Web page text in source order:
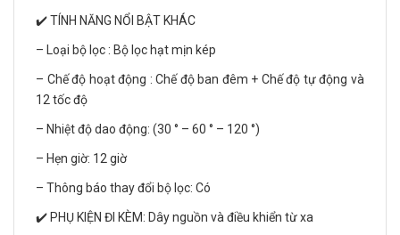
✔️ TÍNH NĂNG NỔI BẬT KHÁC
– Loại bộ lọc : Bộ lọc hạt mịn kép
– Chế độ hoạt động : Chế độ ban đêm + Chế độ tự động và
12 tốc độ
– Nhiệt độ dao động: (30 ° – 60 ° – 120 °)
– Hẹn giờ: 12 giờ
– Thông báo thay đổi bộ lọc: Có
✔️ PHỤ KIỆN ĐI KÈM: Dây nguồn và điều khiển từ xa